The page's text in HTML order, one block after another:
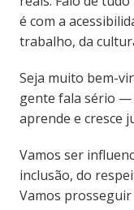
é com a
trabalho, da
Seja muito bem-
gente fala sério —
aprende e cresce
Vamos ser
inclusão, do
Vamos